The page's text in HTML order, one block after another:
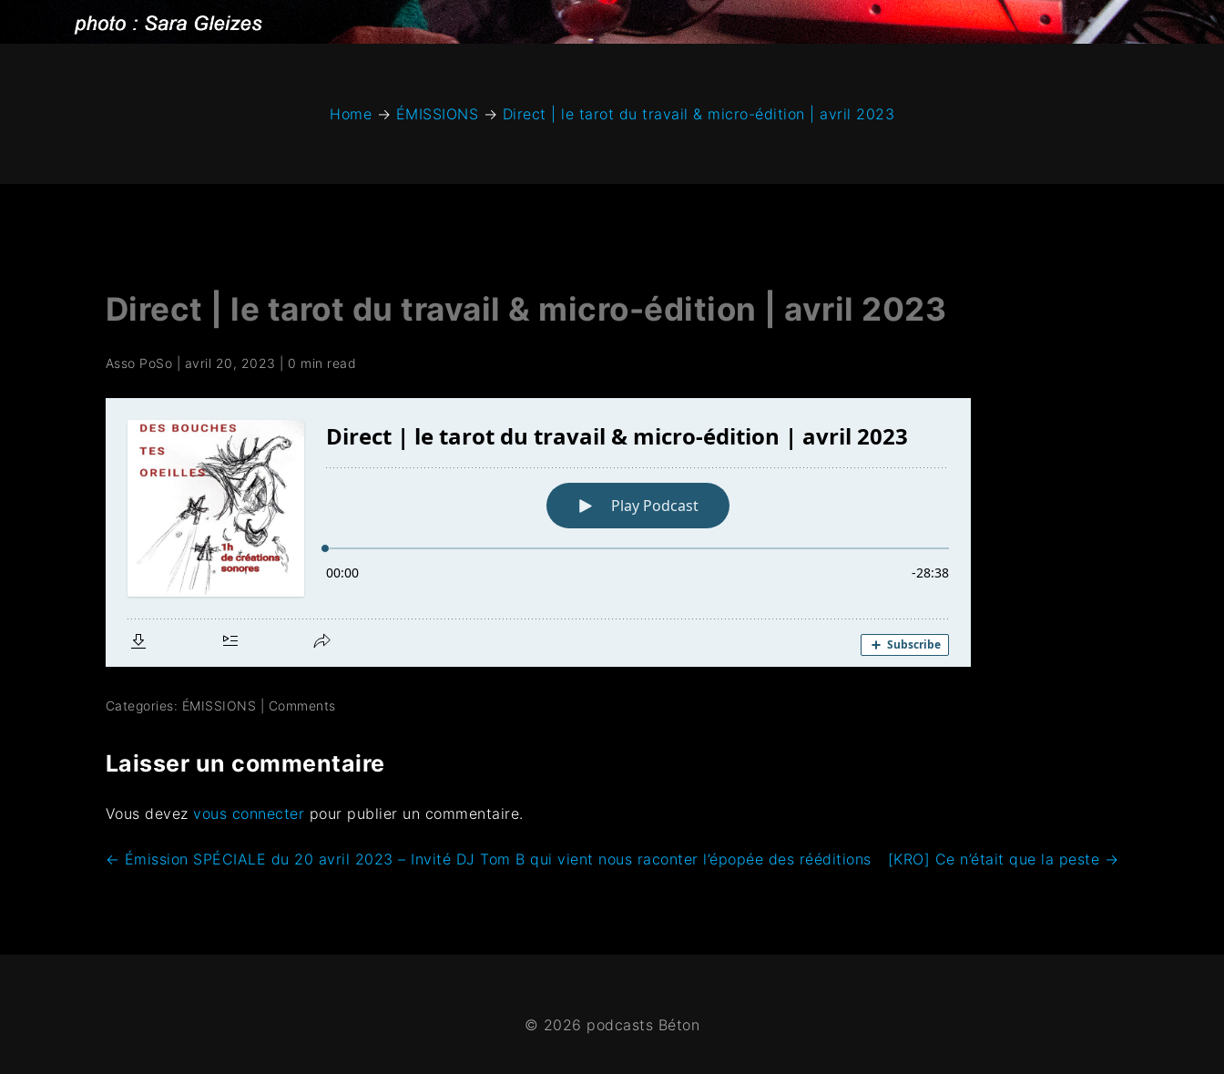
Home → ÉMISSIONS → Direct | le tarot du travail & micro-édition | avril 2023
Direct | le tarot du travail & micro-édition | avril 2023
Asso PoSo avril 20, 2023 0 min read
Categories: ÉMISSIONS Comments
Laisser un commentaire
Vous devezvous connecter pour publier un commentaire.
← Émission SPÉCIALE du 20 avril 2023 – Invité DJ Tom B qui vient nous raconter l’épopée des rééditions [KRO] Ce n’était que la peste →
© 2026 podcasts Béton